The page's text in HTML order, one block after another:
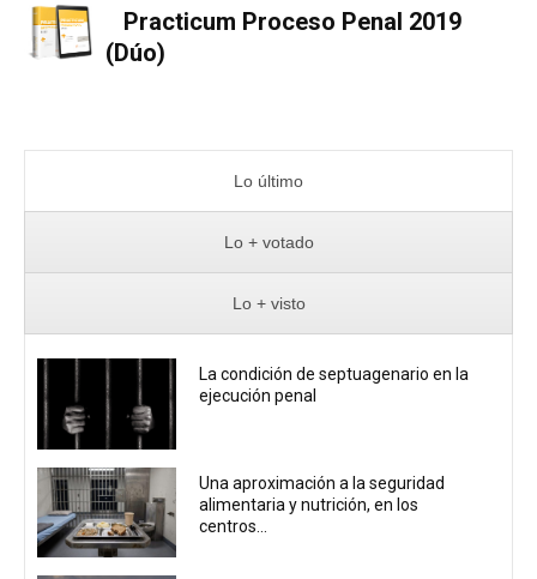
Practicum Proceso Penal 2019
(Dúo)
Lo último
Lo + votado
Lo + visto
La condición de septuagenario en la
ejecución penal
Una aproximación a la seguridad
alimentaria y nutrición, en los
centros...